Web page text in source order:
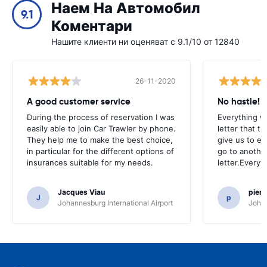
9.1
Наем На Автомобил
Коментари
Нашите клиенти ни оценяват с 9.1/10 от 12840
26-11-2020
A good customer service
During the process of reservation I was
easily able to join Car Trawler by phone.
They help me to make the best choice,
in particular for the different options of
insurances suitable for my needs.
J
Jacques Viau
Johannesburg International Airport
No hastle!
Everything
letter that
give us to
go to
p